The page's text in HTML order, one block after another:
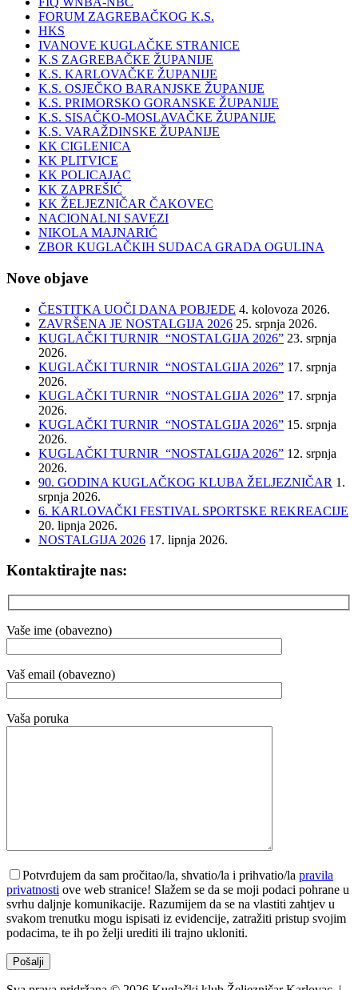
FORUM ZAGREBAČKOG K.S.
HKS
IVANOVE KUGLAČKE STRANICE
K.S ZAGREBAČKE ŽUPANIJE
K.S. KARLOVAČKE ŽUPANIJE
K.S. OSJEČKO BARANJSKE ŽUPANIJE
K.S. PRIMORSKO GORANSKE ŽUPANIJE
K.S. SISAČKO-MOSLAVAČKE ŽUPANIJE
K.S. VARAŽDINSKE ŽUPANIJE
KK CIGLENICA
KK PLITVICE
KK POLICAJAC
KK ZAPREŠIĆ
KK ŽELJEZNIČAR ČAKOVEC
NACIONALNI SAVEZI
NIKOLA MAJNARIĆ
ZBOR KUGLAČKIH SUDACA GRADA OGULINA
Nove objave
ČESTITKA UOČI DANA POBJEDE 4. kolovoza 2026.
ZAVRŠENA JE NOSTALGIJA 2026 25. srpnja 2026.
KUGLAČKI TURNIR “NOSTALGIJA 2026” 23. srpnja
2026.
KUGLAČKI TURNIR “NOSTALGIJA 2026” 17. srpnja
2026.
KUGLAČKI TURNIR “NOSTALGIJA 2026” 17. srpnja
2026.
KUGLAČKI TURNIR “NOSTALGIJA 2026” 15. srpnja
2026.
KUGLAČKI TURNIR “NOSTALGIJA 2026” 12. srpnja
2026.
90. GODINA KUGLAČKOG KLUBA ŽELJEZNIČAR 1.
srpnja 2026.
6. KARLOVAČKI FESTIVAL SPORTSKE REKREACIJE
20. lipnja 2026.
NOSTALGIJA 2026 17. lipnja 2026.
Kontaktirajte nas:
Vaše ime (obavezno)
Vaš email (obavezno)
Vaša poruka
Potvrđujem da sam pročitao/la, shvatio/la i prihvatio/la pravila
privatnosti ove web stranice! Slažem se da se moji podaci pohrane u
svrhu daljnje komunikacije. Razumijem da se na vlastiti zahtjev u
svakom trenutku mogu ispisati iz evidencije, zatražiti pristup svojim
podacima, te ih po želji urediti ili trajno ukloniti.